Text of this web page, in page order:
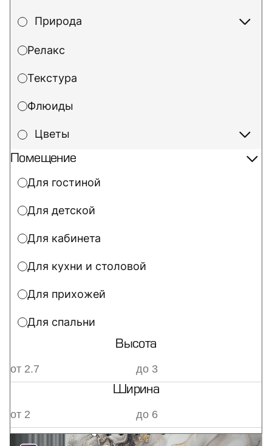
Помещение
Для гостиной
Для детской
Для кабинета
Для кухни и столовой
Для прихожей
Для спальни
Высота
Ширина
Природа
Релакс
Текстура
Флюиды
Цветы